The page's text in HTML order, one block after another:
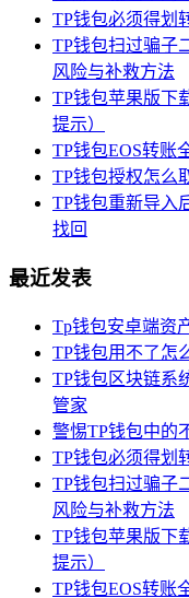
TP钱包必须得划
TP钱包扫过骗子
风险与补救方法
TP钱包苹果版下
提示）
TP钱包EOS转账
TP钱包授权怎么
TP钱包重新导入
找回
最近发表
Tp钱包安卓端资
TP钱包用不了怎
TP钱包区块链系
管家
警惕TP钱包中的
TP钱包必须得划
TP钱包扫过骗子
风险与补救方法
TP钱包苹果版下
提示）
TP钱包EOS转账